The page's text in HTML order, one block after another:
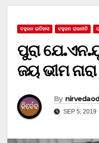
ବହୁଜନ ଇତିହାସ ବହୁଜନ ରାଜନୀତି
ପୁରା
ଜୟ ଭୀମ
By
SEP 5, 2019